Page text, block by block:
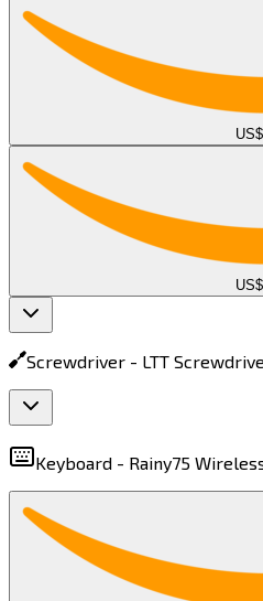
Screwdriver - LTT Screwdriver​​​​‌
Keyboard - Rainy75 Wireless Gaming Keyboard​​​​‌